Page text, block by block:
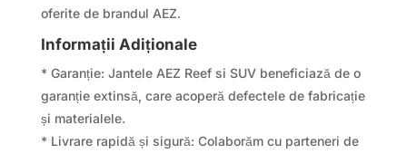
oferite de brandul AEZ.
Informații Adiționale
* Garanție: Jantele AEZ Reef si SUV beneficiază de o
garanție extinsă, care acoperă defectele de fabricație
și materialele.
* Livrare rapidă și sigură: Colaborăm cu parteneri de